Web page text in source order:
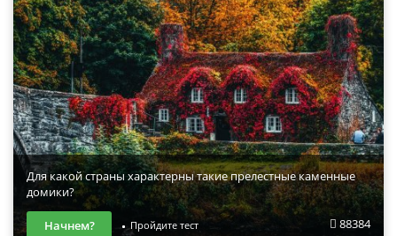
Для какой страны характерны такие прелестные каменные
домики?
88384
Начнем? Пройдите тест